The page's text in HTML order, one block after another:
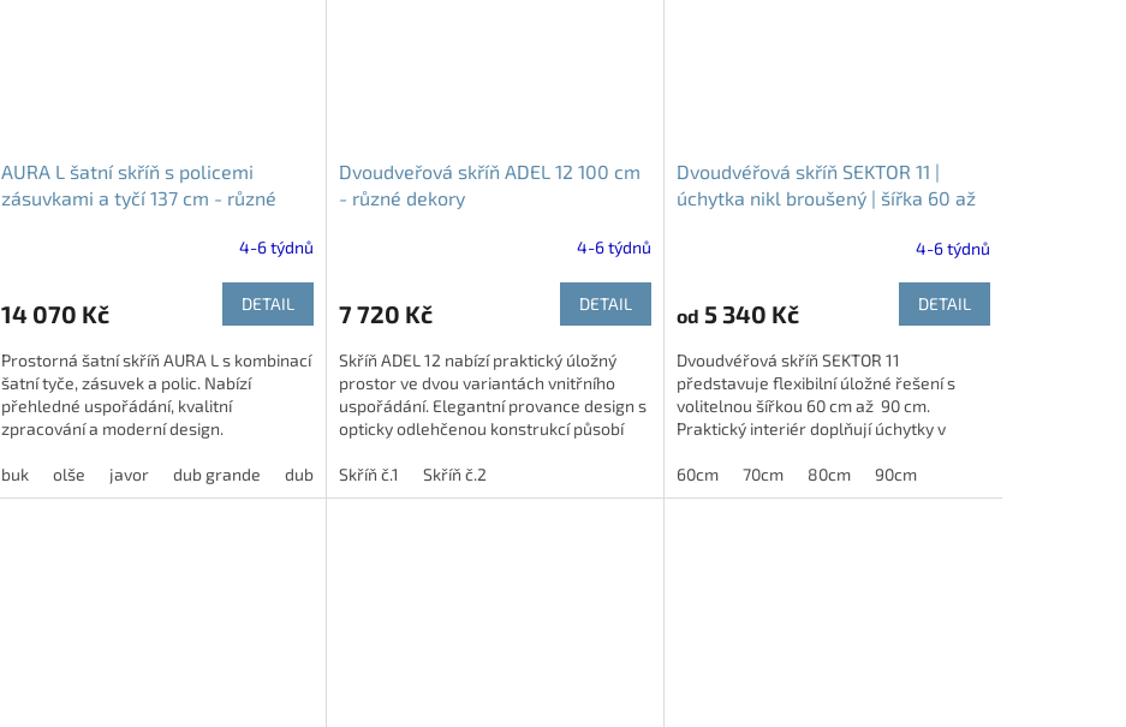
AURA L šatní skříň s policemi
zásuvkami a tyčí 137 cm - různé
4-6 týdnů
14 070 Kč DETAIL
Prostorná šatní skříň AURA L s kombinací
šatní tyče, zásuvek a polic. Nabízí
přehledné uspořádání, kvalitní
zpracování a moderní design.
buk olše javor dub grande dub harmony modřín latté dub bělený akácie skořice dub kansas
Dvoudveřová skříň ADEL 12 100 cm
- různé dekory
4-6 týdnů
7 720 Kč DETAIL
Skříň ADEL 12 nabízí praktický úložný
prostor ve dvou variantách vnitřního
uspořádání. Elegantní provance design s
opticky odlehčenou konstrukcí působí
Skříň č.1
Skříň č.2
Dvoudvéřová skříň SEKTOR 11 |
úchytka nikl broušený | šířka 60 až
4-6 týdnů
od 5 340 Kč DETAIL
Dvoudvéřová skříň SEKTOR 11
představuje flexibilní úložné řešení s
volitelnou šířkou 60 cm až 90 cm.
Praktický interiér doplňují úchytky v
60cm
70cm 80cm 90cm